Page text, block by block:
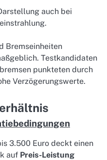
auch bei
Bremseinheiten
Testkandidaten
punkteten durch
Verzögerungswerte.
3.500 Euro deckt einen
auf Preis-Leistung